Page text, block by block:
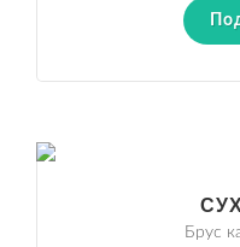
Брус